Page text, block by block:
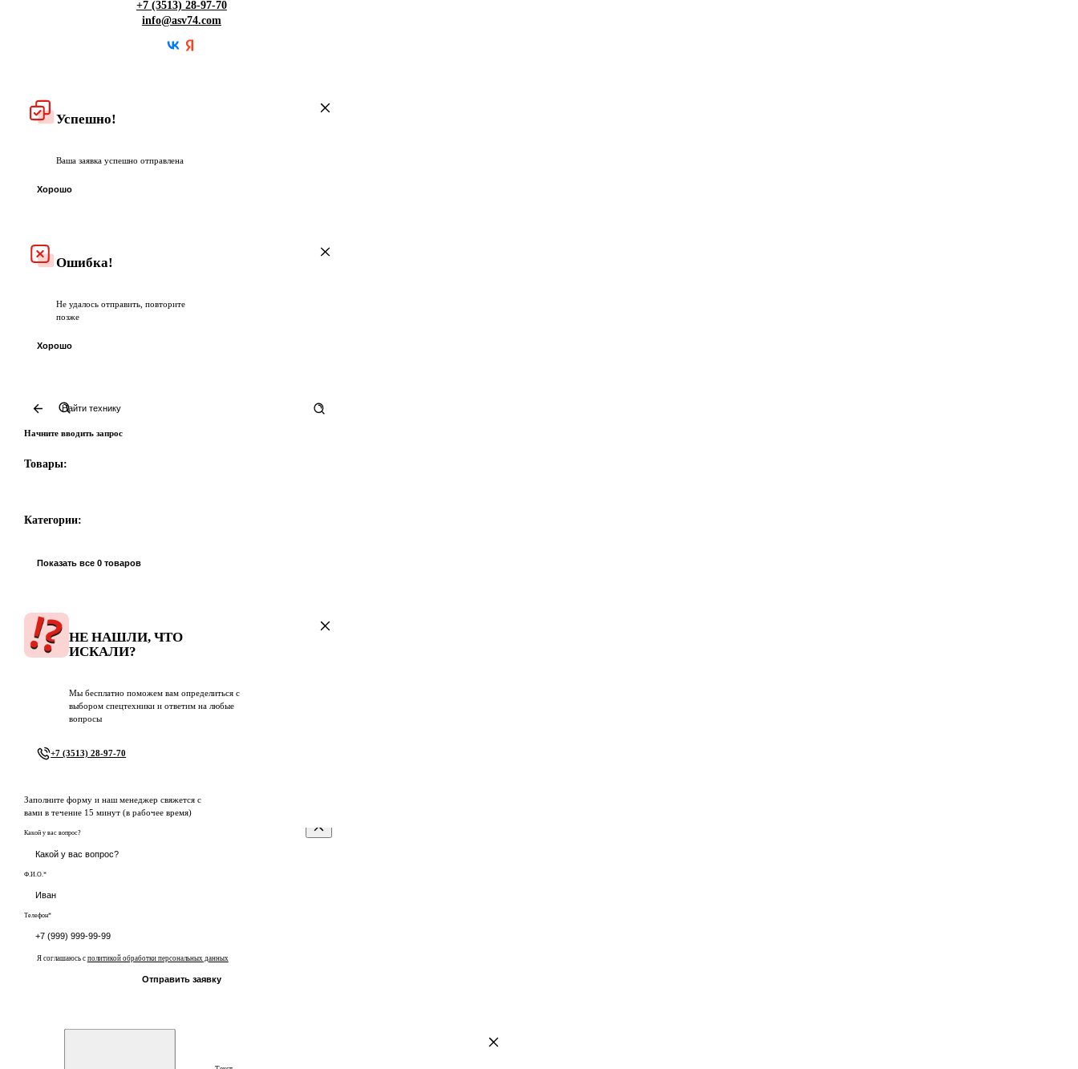
+7 (3513) 28-97-70
info@asv74.com
Успешно!
Ваша заявка успешно отправлена
Хорошо
Ошибка!
Не удалось отправить, повторите
позже
Хорошо
Начните вводить запрос
Товары:
Категории:
Показать все 0 товаров
НЕ НАШЛИ, ЧТО
ИСКАЛИ?
Мы бесплатно поможем вам определиться с
выбором спецтехники и ответим на любые
вопросы
+7 (3513) 28-97-70
Заполните форму и наш менеджер свяжется с
вами в течение 15 минут (в рабочее время)
Какой у вас вопрос?
Ф.И.О.*
Телефон*
Я соглашаюсь с политикой обработки персональных данных
Отправить заявку